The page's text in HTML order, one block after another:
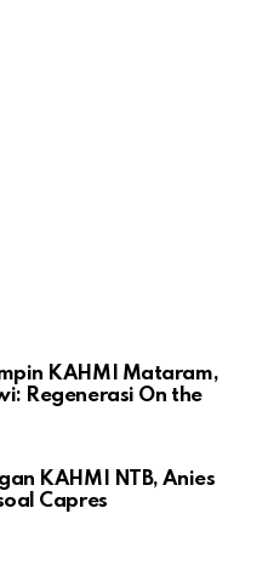
KAHMI Mataram,
Regenerasi On the
KAHMI NTB, Anies
Capres